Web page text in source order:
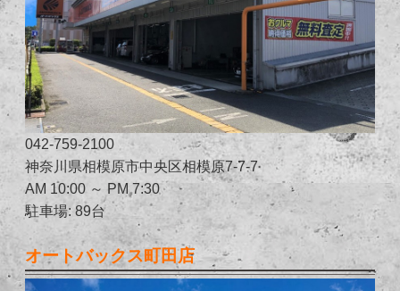
042-759-2100
神奈川県相模原市中央区相模原7-7-7
AM 10:00 ～ PM 7:30
駐車場: 89台
オートバックス町田店